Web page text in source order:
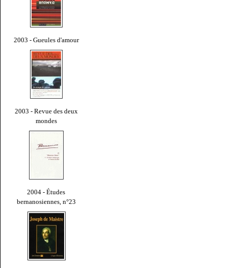
2003 - Gueules d'amour
2003 - Revue des deux
mondes
2004 - Études
bernanosiennes, n°23